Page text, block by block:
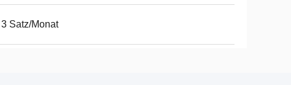
3 Satz/Monat